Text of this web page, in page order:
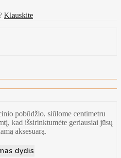
Klauskite
pobūdžio, siūlome centimetru
kad išsirinktumėte geriausiai jūsų
aksesuarą.
dydis